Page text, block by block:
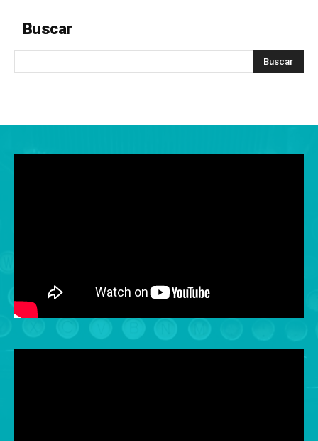
Buscar